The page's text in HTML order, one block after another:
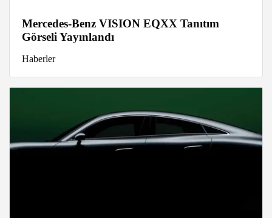
Mercedes-Benz VISION EQXX Tanıtım
Görseli Yayınlandı
Haberler